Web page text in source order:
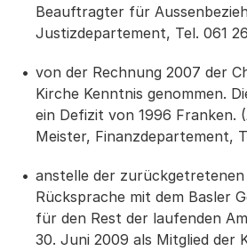
Beauftragter für
Justizdepartement, Tel. 061
von der Rechnung 2007 der
Kirche Kenntnis genommen.
ein Defizit von 1996 Franken.
Meister, Finanzdepartement,
anstelle der zurückgetretenen
Rücksprache mit dem Basler
für den Rest der laufenden
30. Juni 2009 als Mitglied der